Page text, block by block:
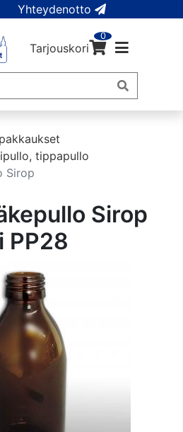
Yhteydenotto
Tarjouskori
0
tippapullo
Sirop
Sirop
PP28